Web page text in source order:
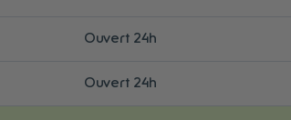
Ouvert 24h
Ouvert 24h